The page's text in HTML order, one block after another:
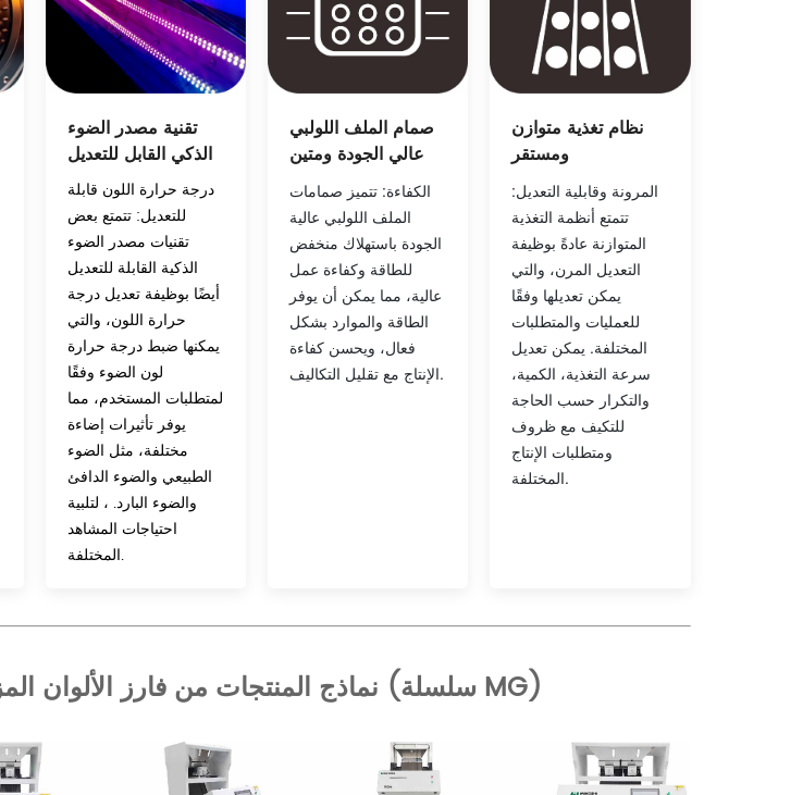
تقنية مصدر الضوء
الذكي القابل للتعديل
درجة حرارة اللون قابلة
للتعديل: تتمتع بعض
تقنيات مصدر الضوء
الذكية القابلة للتعديل
أيضًا بوظيفة تعديل درجة
حرارة اللون، والتي
يمكنها ضبط درجة حرارة
لون الضوء وفقًا
لمتطلبات المستخدم، مما
يوفر تأثيرات إضاءة
مختلفة، مثل الضوء
الطبيعي والضوء الدافئ
والضوء البارد. ، لتلبية
احتياجات المشاهد
المختلفة.
صمام الملف اللولبي
عالي الجودة ومتين
الكفاءة: تتميز صمامات
الملف اللولبي عالية
الجودة باستهلاك منخفض
للطاقة وكفاءة عمل
عالية، مما يمكن أن يوفر
الطاقة والموارد بشكل
فعال، ويحسن كفاءة
الإنتاج مع تقليل التكاليف.
نظام تغذية متوازن
ومستقر
المرونة وقابلية التعديل:
تتمتع أنظمة التغذية
المتوازنة عادةً بوظيفة
التعديل المرن، والتي
يمكن تعديلها وفقًا
للعمليات والمتطلبات
المختلفة. يمكن تعديل
سرعة التغذية، الكمية،
والتكرار حسب الحاجة
للتكيف مع ظروف
ومتطلبات الإنتاج
المختلفة.
نماذج المنتجات من فارز الألوان المزالق (سلسلة MG)